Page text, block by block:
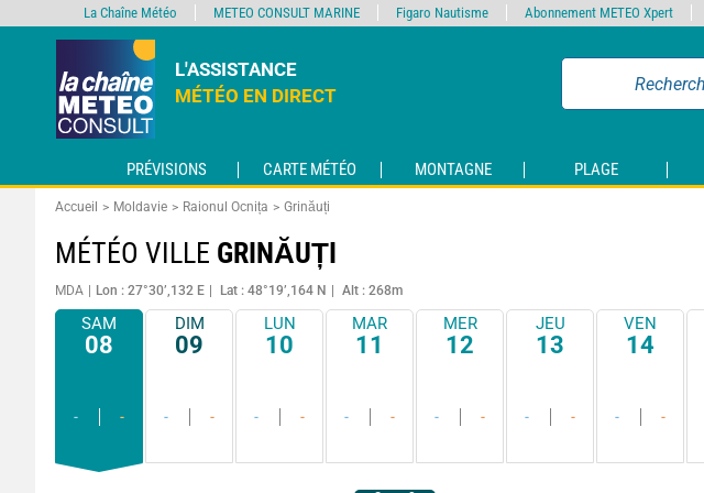
L'ASSISTANCE
MÉTÉO EN DIRECT
PRÉVISIONS CARTE MÉTÉO MONTAGNE PLAGE
Accueil Moldavie Raionul Ocnița Grinăuți
MÉTÉO VILLE GRINĂUȚI
MDA Lon : 27°30’,132 E Lat : 48°19’,164 N Alt : 268m
SAM
08
- -
DIM
09
- -
LUN
10
- -
MAR
11
- -
MER
12
- -
JEU
13
- -
VEN
14
- -
La Chaîne Météo METEO CONSULT MARINE Figaro Nautisme Abonnement METEO Xpert